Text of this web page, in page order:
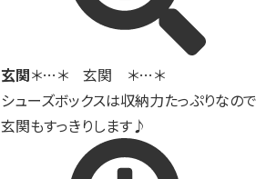
玄関＊…＊ 玄関 ＊…＊
シューズボックスは収納力たっぷりなの
玄関もすっきりします♪